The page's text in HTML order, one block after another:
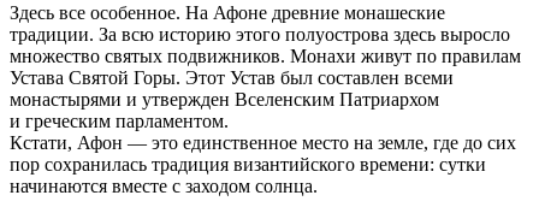
Здесь все особенное. На Афоне древние монашеские
традиции. За всю историю этого полуострова здесь выросло
множество святых подвижников. Монахи живут по правилам
Устава Святой Горы. Этот Устав был составлен всеми
монастырями и утвержден Вселенским Патриархом
и греческим парламентом.
Кстати, Афон — это единственное место на земле, где до сих
пор сохранилась традиция византийского времени: сутки
начинаются вместе с заходом солнца.